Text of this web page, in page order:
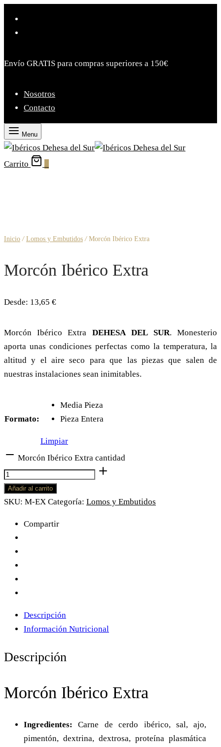
Envío GRATIS para compras superiores a 150€
Nosotros
Contacto
Menu
Carrito
Inicio / Lomos y Embutidos /Morcón Ibérico Extra
Morcón Ibérico Extra
Desde: 13,65 €
Morcón Ibérico Extra DEHESA DEL SUR. Monesterio
aporta unas condiciones perfectas como la temperatura, la
altitud y el aire seco para que las piezas que salen de
nuestras instalaciones sean inimitables.
Formato:
Media Pieza
Pieza Entera
Limpiar
Morcón Ibérico Extra cantidad
Añadir al carrito
SKU: M-EX Categoría: Lomos y Embutidos
Compartir
Descripción
Información Nutricional
Descripción
Morcón Ibérico Extra
Ingredientes:Carne de cerdo ibérico, sal, ajo,
pimentón, dextrina, dextrosa, proteína plasmática